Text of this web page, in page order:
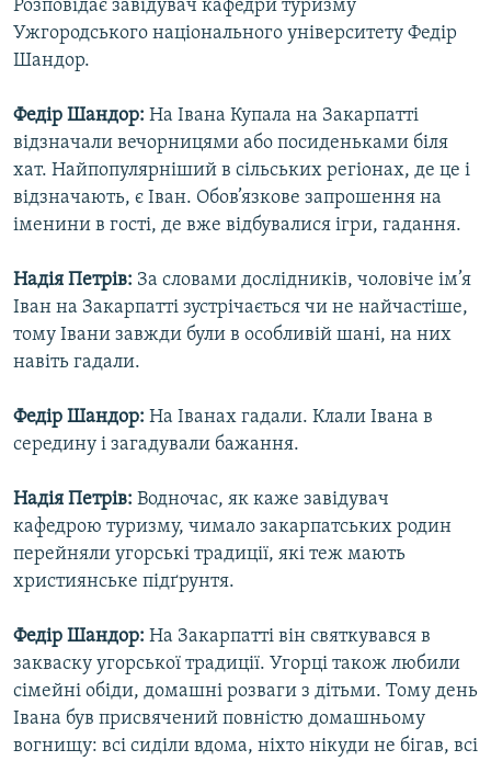
Розповідає завідувач кафедри туризму
Ужгородського національного університету Федір
Шандор.
Федір Шандор: На Івана Купала на Закарпатті
відзначали вечорницями або посиденьками біля
хат. Найпопулярніший в сільських регіонах, де це і
відзначають, є Іван. Обов’язкове запрошення на
іменини в гості, де вже відбувалися ігри, гадання.
Надія Петрів: За словами дослідників, чоловіче ім’я
Іван на Закарпатті зустрічається чи не найчастіше,
тому Івани завжди були в особливій шані, на них
навіть гадали.
Федір Шандор: На Іванах гадали. Клали Івана в
середину і загадували бажання.
Надія Петрів: Водночас, як каже завідувач
кафедрою туризму, чимало закарпатських родин
перейняли угорські традиції, які теж мають
християнське підґрунтя.
Федір Шандор: На Закарпатті він святкувався в
закваску угорської традиції. Угорці також любили
сімейні обіди, домашні розваги з дітьми. Тому день
Івана був присвячений повністю домашньому
вогнищу: всі сиділи вдома, ніхто нікуди не бігав, всі